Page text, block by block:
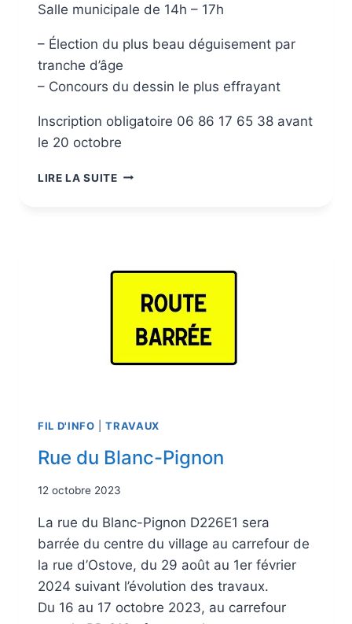
Salle municipale de 14h – 17h
– Élection du plus beau déguisement par
tranche d’âge
– Concours du dessin le plus effrayant
Inscription obligatoire 06 86 17 65 38 avant
le 20 octobre
LIRE LA SUITE
FIL D'INFO |TRAVAUX
Rue du Blanc-Pignon
12 octobre 2023
La rue du Blanc-Pignon D226E1 sera
barrée du centre du village au carrefour de
la rue d’Ostove, du 29 août au 1er février
2024 suivant l’évolution des travaux.
Du 16 au 17 octobre 2023, au carrefour